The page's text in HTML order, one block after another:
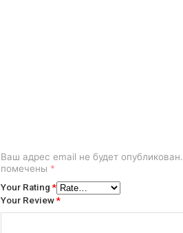
Ваш адрес email не будет опубликован.
помечены *
Your Rating*
Your Review*